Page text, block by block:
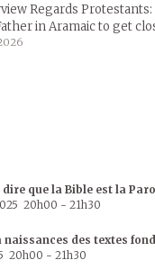
Regards Protestants:
in Aramaic to get
dire que la Bible est la
20h00 - 21h30
naissances des textes
20h00 - 21h30